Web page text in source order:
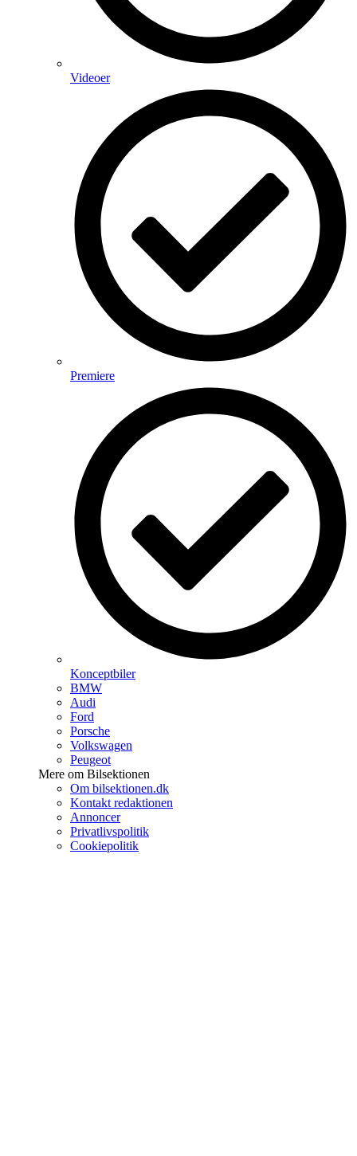
Videoer
Premiere
Konceptbiler
BMW
Audi
Ford
Porsche
Volkswagen
Peugeot
Mere om Bilsektionen
Om bilsektionen.dk
Kontakt redaktionen
Annoncer
Privatlivspolitik
Cookiepolitik